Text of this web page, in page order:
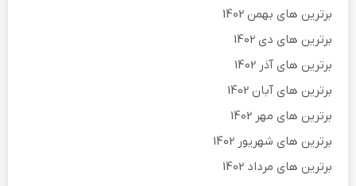
برترین های بهمن 1402
برترین های دی 1402
برترین های آذر 1402
برترین های آبان 1402
برترین های مهر 1402
برترین های شهریور 1402
برترین های مرداد 1402